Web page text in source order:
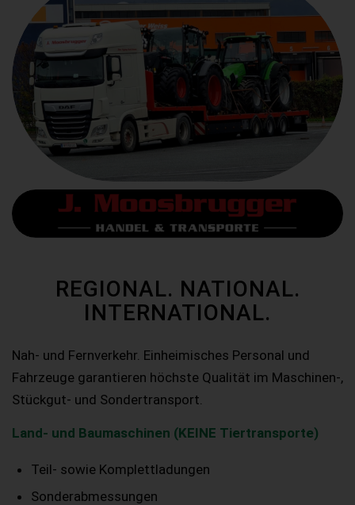
REGIONAL. NATIONAL.
INTERNATIONAL.
Nah- und Fernverkehr. Einheimisches Personal und
Fahrzeuge garantieren höchste Qualität im Maschinen-,
Stückgut- und Sondertransport.
Land- und Baumaschinen (KEINE Tiertransporte)
Teil- sowie Komplettladungen
Sonderabmessungen